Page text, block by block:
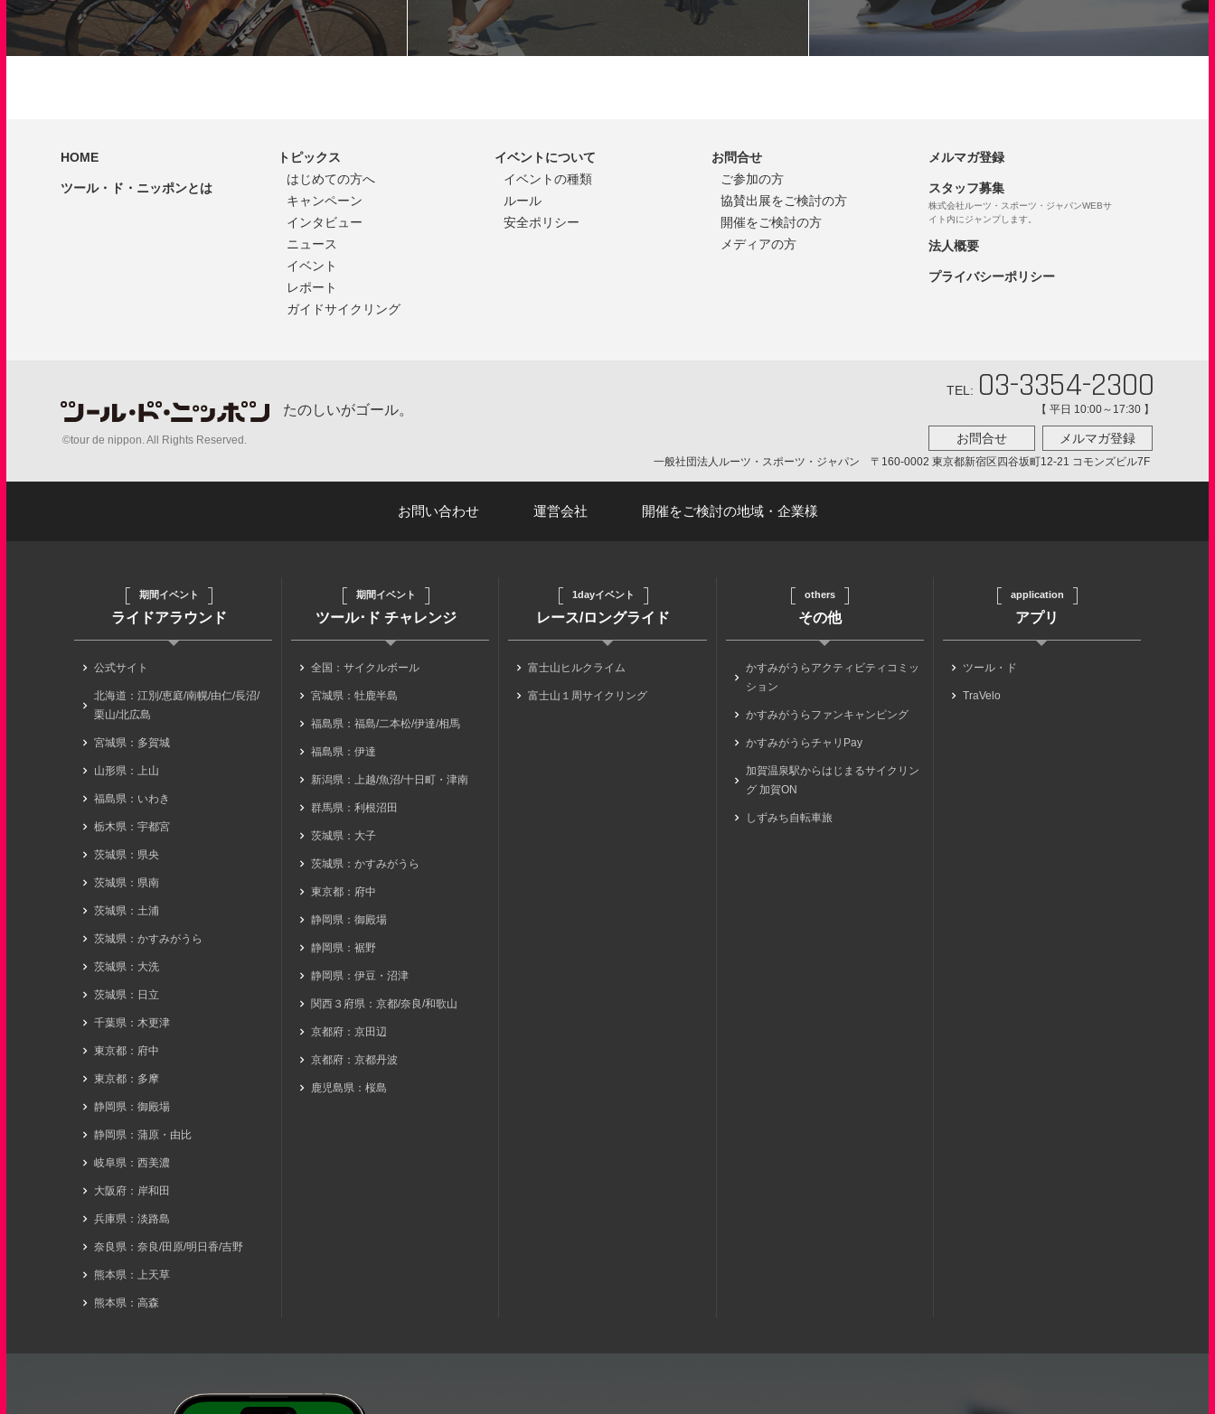
HOME
ツール・ド・ニッポンとは
トピックス
はじめての方へ
キャンペーン
インタビュー
ニュース
イベント
レポート
ガイドサイクリング
イベントについて
イベントの種類
ルール
安全ポリシー
お問合せ
ご参加の方
協賛出展をご検討の方
開催をご検討の方
メディアの方
メルマガ登録
スタッフ募集
株式会社ルーツ・スポーツ・ジャパンWEBサ
イト内にジャンプします。
法人概要
プライバシーポリシー
TEL: 03-3354-2300
【 平日 10:00～17:30 】
お問合せ メルマガ登録
たのしいがゴール。
©tour de nippon. All Rights Reserved.
一般社団法人ルーツ・スポーツ・ジャパン 〒160-0002 東京都新宿区四谷坂町12-21 コモンズビル7F
お問い合わせ 運営会社 開催をご検討の地域・企業様
期間イベント
ライドアラウンド
公式サイト
北海道：江別/恵庭/南幌/由仁/長沼/
栗山/北広島
宮城県：多賀城
山形県：上山
福島県：いわき
栃木県：宇都宮
茨城県：県央
茨城県：県南
茨城県：土浦
茨城県：かすみがうら
茨城県：大洗
茨城県：日立
千葉県：木更津
東京都：府中
東京都：多摩
静岡県：御殿場
静岡県：蒲原・由比
岐阜県：西美濃
大阪府：岸和田
兵庫県：淡路島
奈良県：奈良/田原/明日香/吉野
熊本県：上天草
熊本県：高森
期間イベント
ツール･ド チャレンジ
全国：サイクルボール
宮城県：牡鹿半島
福島県：福島/二本松/伊達/相馬
福島県：伊達
新潟県：上越/魚沼/十日町・津南
群馬県：利根沼田
茨城県：大子
茨城県：かすみがうら
東京都：府中
静岡県：御殿場
静岡県：裾野
静岡県：伊豆・沼津
関西３府県：京都/奈良/和歌山
京都府：京田辺
京都府：京都丹波
鹿児島県：桜島
1dayイベント
レース/ロングライド
富士山ヒルクライム
富士山１周サイクリング
others
その他
かすみがうらアクティビティコミッ
ション
かすみがうらファンキャンピング
かすみがうらチャリPay
加賀温泉駅からはじまるサイクリン
グ 加賀ON
しずみち自転車旅
application
アプリ
ツール・ド
TraVelo